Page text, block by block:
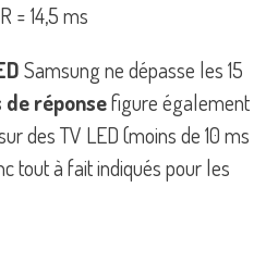
= 14,5 ms
Samsung ne dépasse les 15
réponsefigure également
des TV LED (moins de 10 ms
tout à fait indiqués pour les